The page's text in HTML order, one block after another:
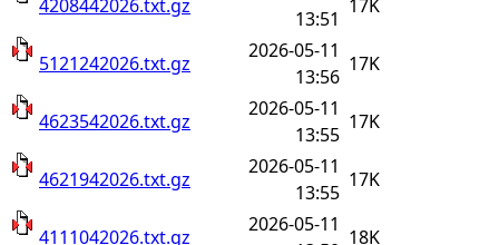
4208442026.txt.gz
13:51
17K
5121242026.txt.gz
2026-05-11
13:56
17K
4623542026.txt.gz
2026-05-11
13:55
17K
4621942026.txt.gz
2026-05-11
13:55
17K
4111042026.txt.gz
2026-05-11
18K